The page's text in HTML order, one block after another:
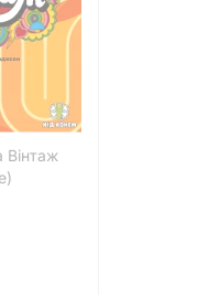
Вінтаж